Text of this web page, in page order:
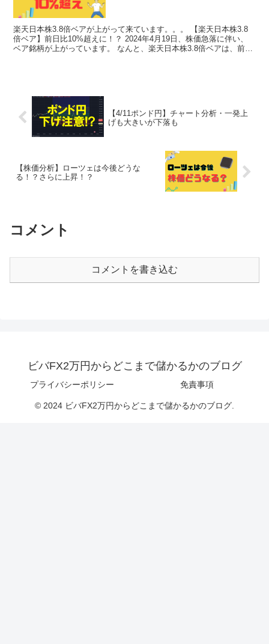
楽天日本株3.8倍ベアが上がって来ています。。。 【楽天日本株3.8
倍ベア】前日比10%超えに！？ 2024年4月19日、株価急落に伴い、
ベア銘柄が上がっています。 なんと、楽天日本株3.8倍ベアは、前日
【4/11ポンド円】チャート分析・一発上
げも大きいが下落も
【株価分析】ローツェは今後どうな
る！？さらに上昇！？
コメント
コメントを書き込む
ビバFX2万円からどこまで儲かるかのブログ
プライバシーポリシー 免責事項
© 2024 ビバFX2万円からどこまで儲かるかのブログ.